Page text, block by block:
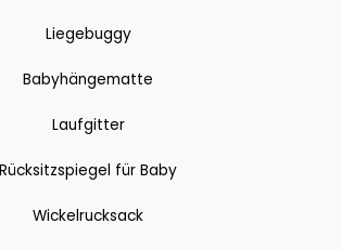
Liegebuggy
Babyhängematte
Laufgitter
Rücksitzspiegel für Baby
Wickelrucksack